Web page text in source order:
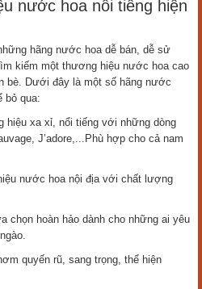
nước hoa nổi tiếng hiện
hãng nước hoa dễ bán, dễ sử
kiếm một thương hiệu nước hoa cao
bè. Dưới đây là một số hãng nước
bỏ qua:
hiệu xa xỉ, nổi tiếng với những dòng
J’adore,...Phù hợp cho cả nam
nước hoa nội địa với chất lượng
chọn hoàn hảo dành cho những ai yêu
quyến rũ, sang trọng, thể hiện